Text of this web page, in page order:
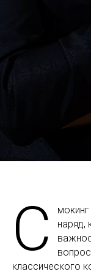
С
наряд,
классического